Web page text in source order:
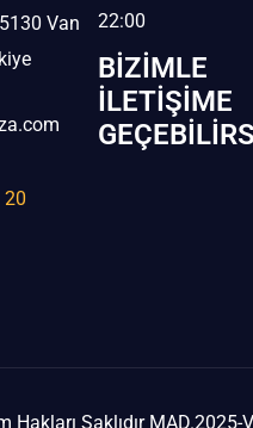
Van
20
22:00
BIZIMLE
İLETIŞIME
Hakları Saklıdır MAD.2025-